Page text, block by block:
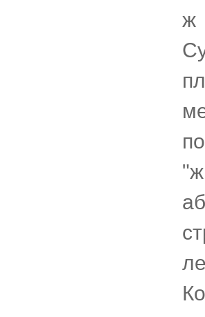
ж